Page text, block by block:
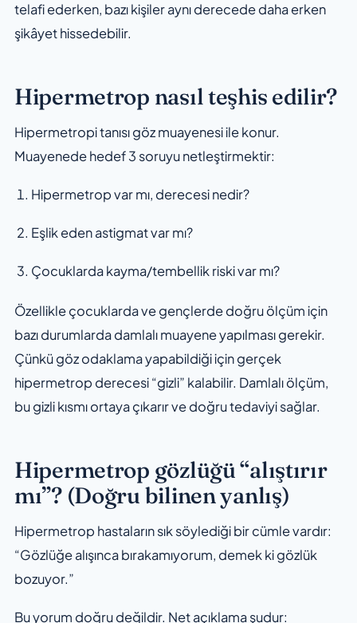
telafi ederken, bazı kişiler aynı derecede daha erken
şikâyet hissedebilir.
Hipermetrop nasıl teşhis edilir?
Hipermetropi tanısı göz muayenesi ile konur.
Muayenede hedef 3 soruyu netleştirmektir:
Hipermetrop var mı, derecesi nedir?
Eşlik eden astigmat var mı?
Çocuklarda kayma/tembellik riski var mı?
Özellikle çocuklarda ve gençlerde doğru ölçüm için
bazı durumlarda damlalı muayene yapılması gerekir.
Çünkü göz odaklama yapabildiği için gerçek
hipermetrop derecesi “gizli” kalabilir. Damlalı ölçüm,
bu gizli kısmı ortaya çıkarır ve doğru tedaviyi sağlar.
Hipermetrop gözlüğü “alıştırır
mı”? (Doğru bilinen yanlış)
Hipermetrop hastaların sık söylediği bir cümle vardır:
“Gözlüğe alışınca bırakamıyorum, demek ki gözlük
bozuyor.”
Bu yorum doğru değildir. Net açıklama şudur: